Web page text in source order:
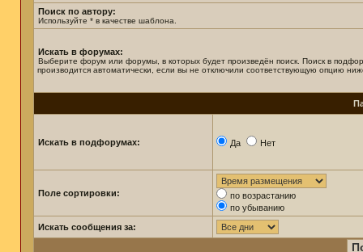
Поиск по автору:
Используйте * в качестве шаблона.
Искать в форумах:
Выберите форум или форумы, в которых будет произведён поиск. Поиск в
производится автоматически, если вы не отключили соответствующую опцию
Искать в подфорумах: Да Нет
Поле сортировки:
по возрастанию
по убыванию
Искать сообщения за: